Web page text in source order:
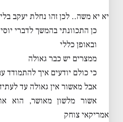
יא יא משה.. לכן זהו נחלת יעקב
כן התכוונתי בהמשך לדברי יוסי
ובאופן כללי
ממצרים יש כבר גאולה
כי כולם יודעים איך להתמודד
אבל מאשור אין גאולה עד
אשור מלשון מאושר, הוא
אמריקאי צוחק